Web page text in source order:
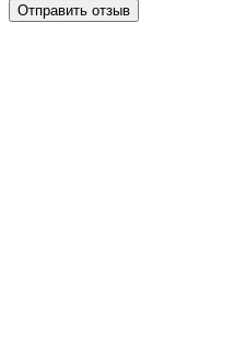
Отправить отзыв